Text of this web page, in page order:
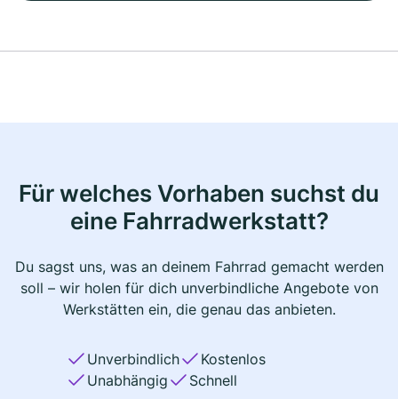
Für welches Vorhaben suchst du
eine Fahrradwerkstatt?
Du sagst uns, was an deinem Fahrrad gemacht werden
soll – wir holen für dich unverbindliche Angebote von
Werkstätten ein, die genau das anbieten.
Unverbindlich
Kostenlos
Unabhängig
Schnell